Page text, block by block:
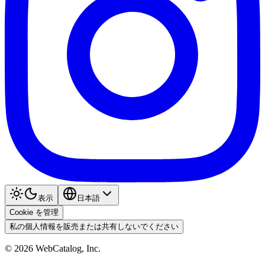
表示
日本語
Cookie を管理
私の個人情報を販売または共有しないでください
© 2026 WebCatalog, Inc.